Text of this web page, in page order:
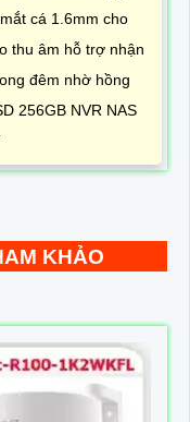
cá 1.6mm cho
thu âm hỗ trợ nhận
đêm nhờ hồng
256GB NVR NAS
KHẢO